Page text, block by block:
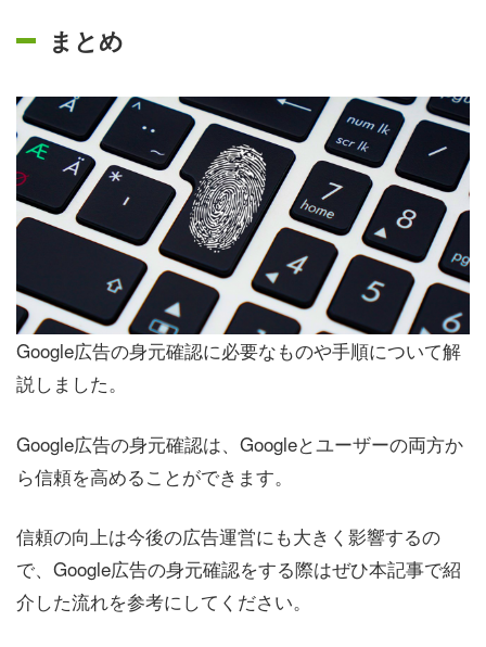
まとめ
Google広告の身元確認に必要なものや手順について解
説しました。
Google広告の身元確認は、Googleとユーザーの両方か
ら信頼を高めることができます。
信頼の向上は今後の広告運営にも大きく影響するの
で、Google広告の身元確認をする際はぜひ本記事で紹
介した流れを参考にしてください。